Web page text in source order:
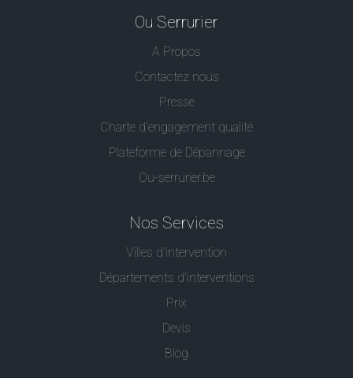
Ou Serrurier
A Propos
Contactez nous
Presse
Charte d’engagement qualité
Plateforme de Dépannage
Ou-serrurier.be
Nos Services
Villes d'intervention
Départements d'interventions
Prix
Devis
Blog